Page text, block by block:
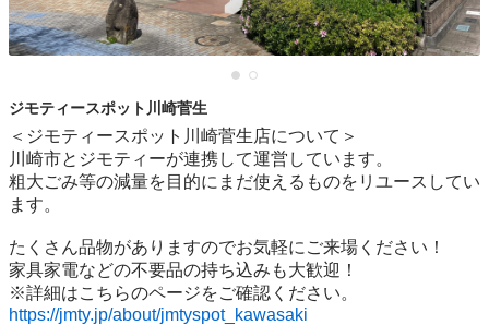
ジモティースポット川崎菅生
＜ジモティースポット川崎菅生店について＞
川崎市とジモティーが連携して運営しています。
粗⼤ごみ等の減量を⽬的にまだ使えるものをリユースしてい
ます。
たくさん品物がありますのでお気軽にご来場ください！
家具家電などの不要品の持ち込みも大歓迎！
https://jmty.jp/about/jmtyspot_kawasaki